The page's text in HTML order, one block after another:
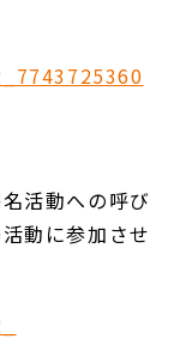
活動への呼び
動に参加させ